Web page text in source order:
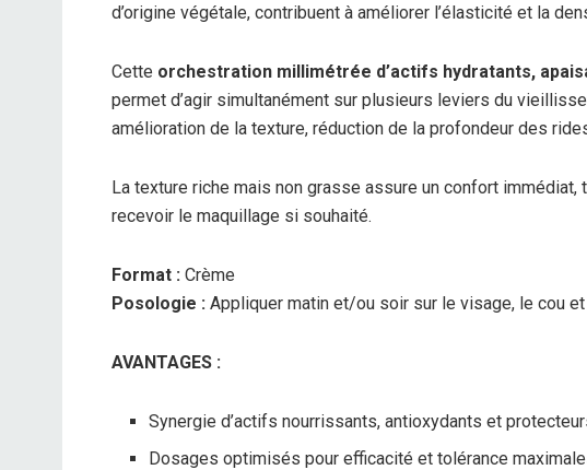
d’origine végétale, contribuent à améliorer l’élasticité et la
Cette orchestration millimétrée d’actifs hydratants,
permet d’agir simultanément sur plusieurs leviers du
amélioration de la texture, réduction de la profondeur des
La texture riche mais non grasse assure un confort
recevoir le maquillage si souhaité.
Format : Crème
Posologie : Appliquer matin et/ou soir sur le visage, le cou
AVANTAGES :
Synergie d’actifs nourrissants, antioxydants et
Dosages optimisés pour efficacité et tolérance